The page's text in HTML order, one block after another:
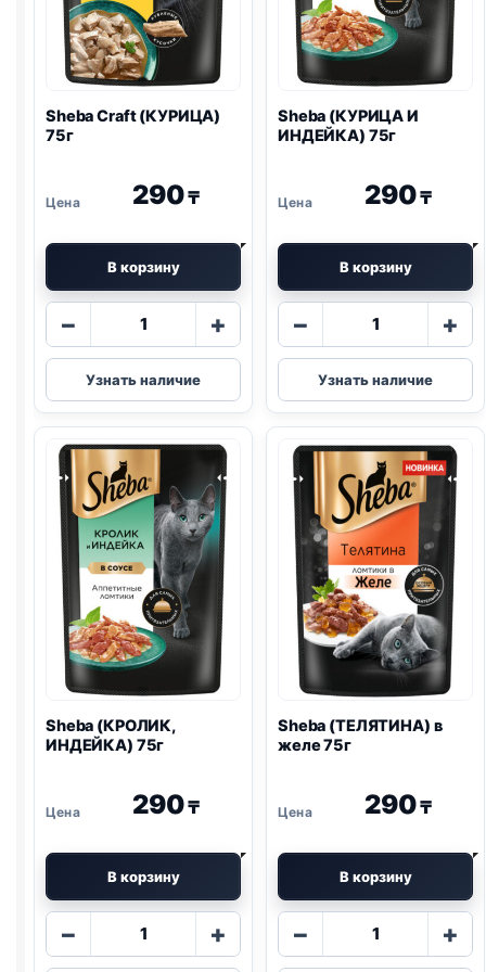
Sheba Craft (КУРИЦА)
75г
290₸
В корзину
−
Количество
Sheba
Craft
(КУРИЦА)
75г
+
Узнать наличие
Sheba (КУРИЦА И
ИНДЕЙКА) 75г
290₸
В корзину
−
Количество
Sheba
(КУРИЦА
И
75г
+
Узнать наличие
Sheba (КРОЛИК,
ИНДЕЙКА) 75г
290₸
В корзину
−
Количество
+
Sheba (ТЕЛЯТИНА) в
желе 75г
290₸
В корзину
−
Количество
+